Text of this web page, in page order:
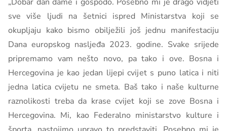
sve više ljudi na šetnici ispred Ministarstva koji se
okupljaju kako bismo obilježili još jednu manifestaciju
Dana europskog nasljeđa 2023. godine. Svake srijede
pripremamo vam nešto novo, pa tako i ove. Bosna i
Hercegovina je kao jedan lijepi cvijet s puno latica i niti
jedna latica cvijetu ne smeta. Baš tako i naše kulturne
raznolikosti treba da krase cvijet koji se zove Bosna i
Hercegovina. Mi, kao Federalno ministarstvo kulture i